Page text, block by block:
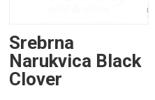
Srebrna
Narukvica Black
Clover